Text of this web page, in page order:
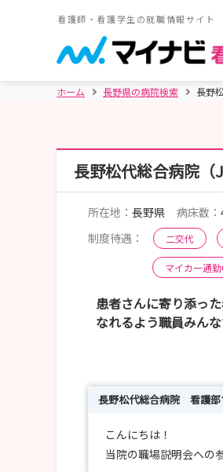
看護師・看護学生の就職情報サイト
ホーム 長野県の病院検索 長野
長野松代総合病院（
所在地： 長野県 病床数：
制度待遇：
二交代
マイカー通勤
患者さんに寄り添っ
なれるよう職員みんな
長野松代総合病院 看護部
こんにちは！
当院の職場説明会への